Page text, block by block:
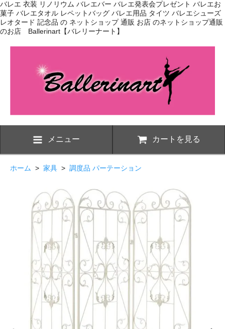
バレエ 衣装 リノリウム バレエバー バレエ発表会プレゼント バレエお
菓子 バレエタオル レペットバッグ バレエ用品 タイツ バレエシューズ
レオタード 記念品 の ネットショップ 通販 お店 のネットショップ通販
のお店 Ballerinart【バレリーナート】
メニュー カートを見る
ホーム > 家具 > 調度品 パーテーション